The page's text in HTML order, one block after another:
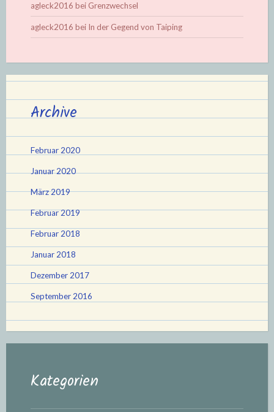
agleck2016 bei Grenzwechsel
agleck2016 bei In der Gegend von Taiping
Archive
Februar 2020
Januar 2020
März 2019
Februar 2019
Februar 2018
Januar 2018
Dezember 2017
September 2016
Kategorien